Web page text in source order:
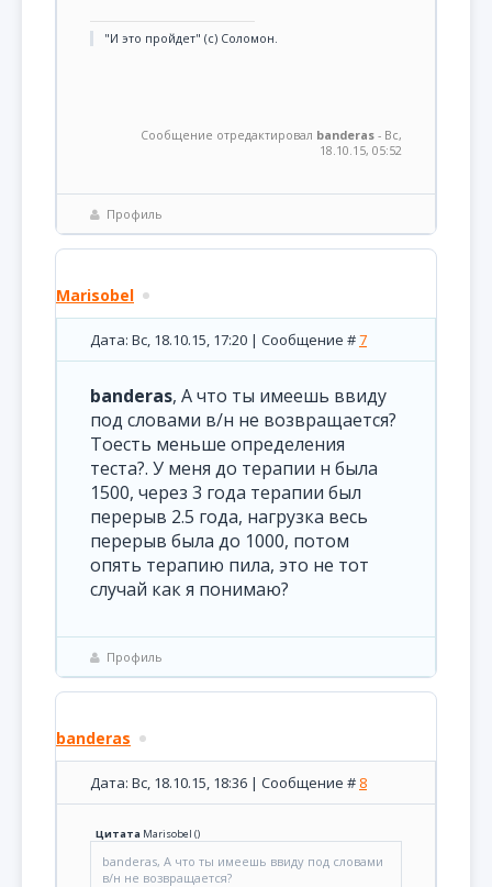
"И это пройдет" (с) Соломон.
Сообщение отредактировал banderas - Вс,
18.10.15, 05:52
Профиль
Marisobel
Дата: Вс, 18.10.15, 17:20 | Сообщение #7
banderas, А что ты имеешь ввиду
под словами в/н не возвращается?
Тоесть меньше определения
теста?. У меня до терапии н была
1500, через 3 года терапии был
перерыв 2.5 года, нагрузка весь
перерыв была до 1000, потом
опять терапию пила, это не тот
случай как я понимаю?
Профиль
banderas
Дата: Вс, 18.10.15, 18:36 | Сообщение # 8
Цитата Marisobel ()
banderas, А что ты имеешь ввиду под словами
в/н не возвращается?